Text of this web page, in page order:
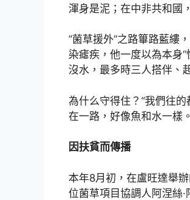
渾身是泥；在中非共和國
“菌草援外”之路篳路藍縷
染瘧疾，他一度以為本身
沒水，最多時三人搭伴、
為什么守得住？“我們往
在一路，好像魚和水一樣
因扶貧而傳播
本年8月初，在盧旺達舉
位菌草項目協調人阿涅絲